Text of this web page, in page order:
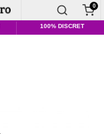
0
100% DISCRET